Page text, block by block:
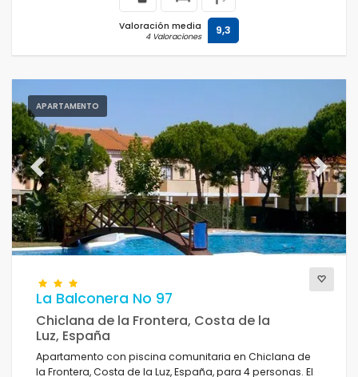
Valoración media
4 Valoraciones 9,3
APARTAMENTO
Previous Next
La Balconera No 97
Chiclana de la Frontera, Costa de la
Luz, España
Apartamento con piscina comunitaria en Chiclana de
la Frontera, Costa de la Luz, España, para 4 personas. El